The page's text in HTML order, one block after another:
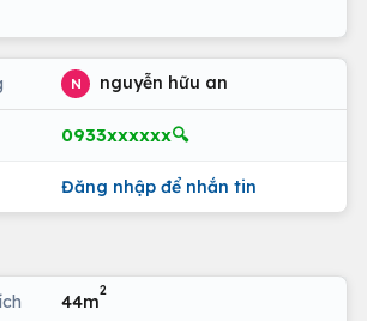
N nguyễn hữu an
0933xxxxxx🔍
Đăng nhập để nhắn tin
44m
2